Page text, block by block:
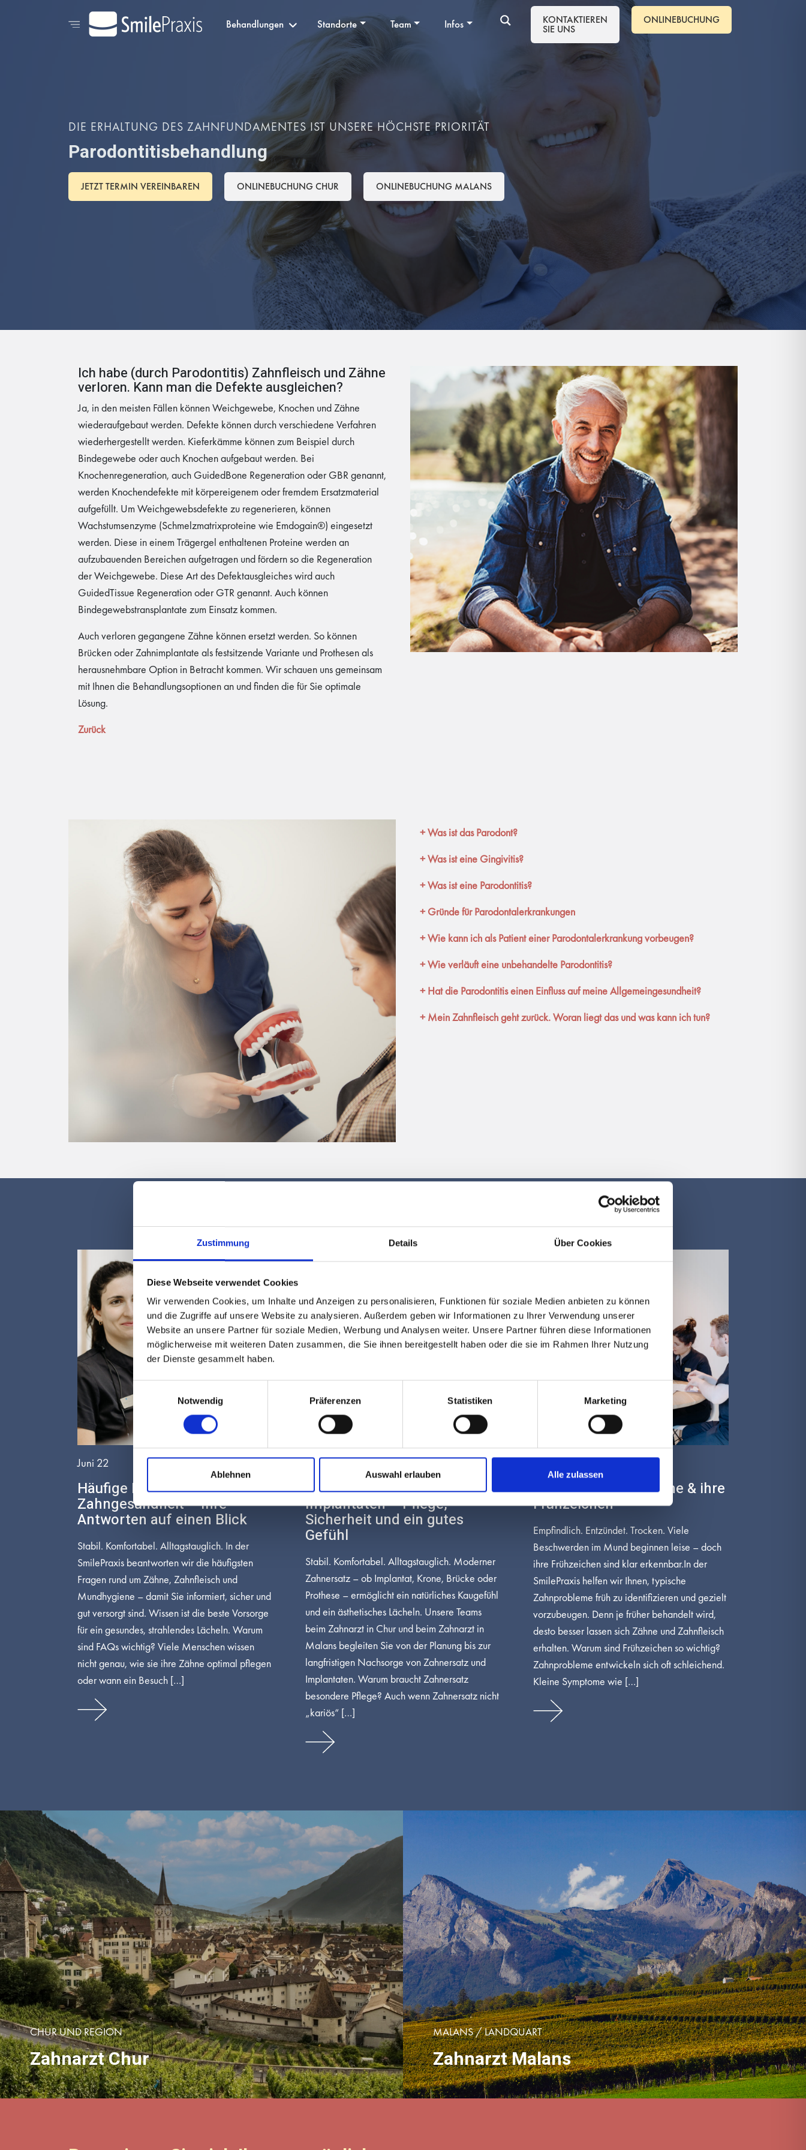
Zustimmung Details Über Cookies
Diese Webseite verwendet Cookies
Wir verwenden Cookies, um Inhalte und Anzeigen zu personalisieren, Funktionen für soziale Medien anbieten zu können
und die Zugriffe auf unsere Website zu analysieren. Außerdem geben wir Informationen zu Ihrer Verwendung unserer
Website an unsere Partner für soziale Medien, Werbung und Analysen weiter. Unsere Partner führen diese Informationen
möglicherweise mit weiteren Daten zusammen, die Sie ihnen bereitgestellt haben oder die sie im Rahmen Ihrer Nutzung
der Dienste gesammelt haben.
Notwendig
Präferenzen Statistiken Marketing
Ablehnen Auswahl erlauben Alle zulassen
Behandlungen Standorte Team Infos KONTAKTIEREN
SIE UNS
ONLINEBUCHUNG
DIE ERHALTUNG DES ZAHNFUNDAMENTES IST UNSERE HÖCHSTE PRIORITÄT
Parodontitisbehandlung
JETZT TERMIN VEREINBAREN ONLINEBUCHUNG CHUR ONLINEBUCHUNG MALANS
Ich habe (durch Parodontitis) Zahnfleisch und Zähne
verloren. Kann man die Defekte ausgleichen?
Ja, in den meisten Fällen können Weichgewebe, Knochen und Zähne
wiederaufgebaut werden. Defekte können durch verschiedene Verfahren
wiederhergestellt werden. Kieferkämme können zum Beispiel durch
Bindegewebe oder auch Knochen aufgebaut werden. Bei
Knochenregeneration, auch GuidedBone Regeneration oder GBR genannt,
werden Knochendefekte mit körpereigenem oder fremdem Ersatzmaterial
aufgefüllt. Um Weichgewebsdefekte zu regenerieren, können
Wachstumsenzyme (Schmelzmatrixproteine wie Emdogain®) eingesetzt
werden. Diese in einem Trägergel enthaltenen Proteine werden an
aufzubauenden Bereichen aufgetragen und fördern so die Regeneration
der Weichgewebe. Diese Art des Defektausgleiches wird auch
GuidedTissue Regeneration oder GTR genannt. Auch können
Bindegewebstransplantate zum Einsatz kommen.
Auch verloren gegangene Zähne können ersetzt werden. So können
Brücken oder Zahnimplantate als festsitzende Variante und Prothesen als
herausnehmbare Option in Betracht kommen. Wir schauen uns gemeinsam
mit Ihnen die Behandlungsoptionen an und finden die für Sie optimale
Lösung.
Zurück
+Was ist das Parodont?
+ Was ist eine Gingivitis?
+Was ist eine Parodontitis?
+ Gründe für Parodontalerkrankungen
+ Wie kann ich als Patient einer Parodontalerkrankung vorbeugen?
+ Wie verläuft eine unbehandelte Parodontitis?
+ Hat die Parodontitis einen Einfluss auf meine Allgemeingesundheit?
+ Mein Zahnfleisch geht zurück. Woran liegt das und was kann ich tun?
Juni 22
Häufige Fragen zur
Zahngesundheit – Ihre
Antworten auf einen Blick
Stabil. Komfortabel. Alltagstauglich. In der
SmilePraxis beantworten wir die häufigsten
Fragen rund um Zähne, Zahnfleisch und
Mundhygiene – damit Sie informiert, sicher und
gut versorgt sind. Wissen ist die beste Vorsorge
für ein gesundes, strahlendes Lächeln. Warum
sind FAQs wichtig? Viele Menschen wissen
nicht genau, wie sie ihre Zähne optimal pflegen
oder wann ein Besuch […]
Mai 30
Alltag mit Zahnersatz &
Implantaten – Pflege,
Sicherheit und ein gutes
Gefühl
Stabil. Komfortabel. Alltagstauglich. Moderner
Zahnersatz – ob Implantat, Krone, Brücke oder
Prothese – ermöglicht ein natürliches Kaugefühl
und ein ästhetisches Lächeln. Unsere Teams
beim Zahnarzt in Chur und beim Zahnarzt in
Malans begleiten Sie von der Planung bis zur
langfristigen Nachsorge von Zahnersatz und
Implantaten. Warum braucht Zahnersatz
besondere Pflege? Auch wenn Zahnersatz nicht
„kariös“ […]
Mai 29
Häufige Zahnprobleme & ihre
Frühzeichen
Empfindlich. Entzündet. Trocken. Viele
Beschwerden im Mund beginnen leise – doch
ihre Frühzeichen sind klar erkennbar.In der
SmilePraxis helfen wir Ihnen, typische
Zahnprobleme früh zu identifizieren und gezielt
vorzubeugen. Denn je früher behandelt wird,
desto besser lassen sich Zähne und Zahnfleisch
erhalten. Warum sind Frühzeichen so wichtig?
Zahnprobleme entwickeln sich oft schleichend.
Kleine Symptome wie […]
CHUR UND REGION
Zahnarzt Chur
MALANS / LANDQUART
Zahnarzt Malans